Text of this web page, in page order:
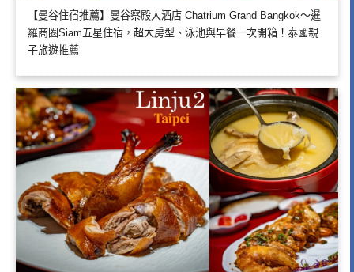
【曼谷住宿推薦】曼谷察殿大酒店 Chatrium Grand Bangkok～暹
羅商圈Siam五星住宿，超大房型、泳池與早餐一次開箱！泰國親
子旅遊推薦